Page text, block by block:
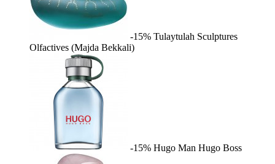
-15% Tulaytulah Sculptures
Olfactives (Majda Bekkali)
-15% Hugo Man Hugo Boss